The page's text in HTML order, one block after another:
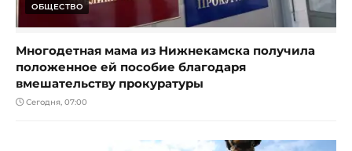
ОБЩЕСТВО
Многодетная мама из Нижнекамска получила
положенное ей пособие благодаря
вмешательству прокуратуры
Сегодня, 07:00